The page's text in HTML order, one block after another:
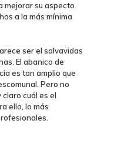
mejorar su aspecto.
a la más mínima
ser el salvavidas
El abanico de
es tan amplio que
Pero no
cuál es el
ello, lo más